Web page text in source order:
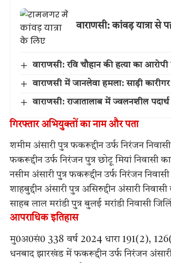
वाराणसी: कांवड़ यात्रा
वाराणसी: रवि चौहान की हत्या का
वाराणसी में जानलेवा हमला: साड़ी
वाराणसी: राजातालाब में ज्वलनशील
गिरफ्तार अभियुक्तों का नाम और पता
शमीम अंसारी पुत्र फकरूद्दीन उर्फ निरंजन
फकरूद्दीन उर्फ निरंजन पुत्र छोटू मियां निवासी
नसीम अंसारी पुत्र फकरूद्दीन उर्फ निरंजन
शाहबुद्दीन अंसारी पुत्र असिरुद्दीन अंसारी
साहब लाल मरांडी पुत्र बुलई मरांडी निवासी
आपराधिक इतिहास
मु0अ0सं0 338 वर्ष 2024 धारा 191(2),
धनबाद झारखंड में फकरूद्दीन उर्फ निरंजन